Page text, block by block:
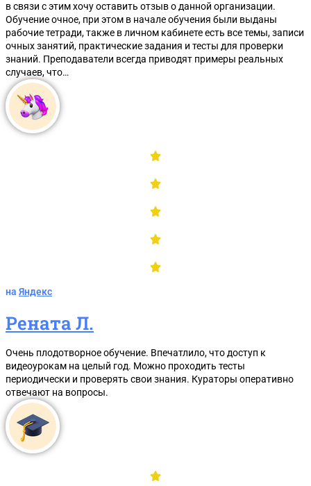
в связи с этим хочу оставить отзыв о данной организации.
Обучение очное, при этом в начале обучения были выданы
рабочие тетради, также в личном кабинете есть все темы, записи
очных занятий, практические задания и тесты для проверки
знаний. Преподаватели всегда приводят примеры реальных
случаев, что…
на Яндекс
Рената Л.
Очень плодотворное обучение. Впечатлило, что доступ к
видеоурокам на целый год. Можно проходить тесты
периодически и проверять свои знания. Кураторы оперативно
отвечают на вопросы.
Сразу отправим в
Telegram, MAX или
WhatsApp
материалы в PDF: